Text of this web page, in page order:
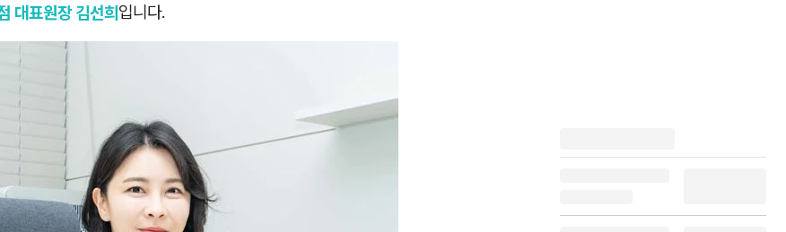
대표원장 김선희입니다.